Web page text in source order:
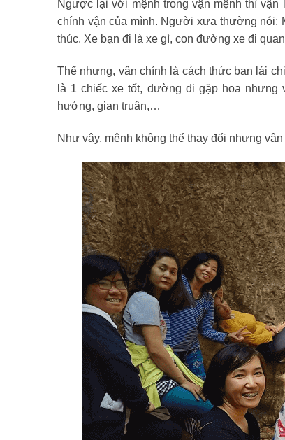
Ngược lại với mệnh trong vận mệnh thì
chính vận của mình. Người xưa thường nói:
thúc. Xe bạn đi là xe gì, con đường xe đi
Thế nhưng, vận chính là cách thức bạn lái
là 1 chiếc xe tốt, đường đi gặp hoa
hướng, gian truân,…
Như vậy, mệnh không thể thay đổi nhưng